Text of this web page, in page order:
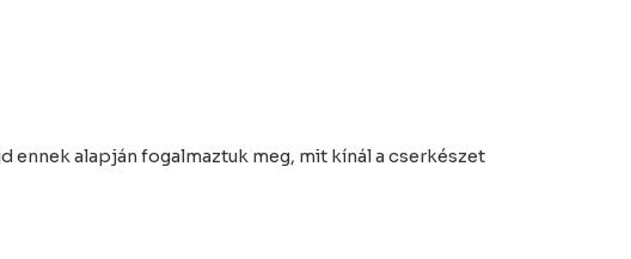
ennek alapján fogalmaztuk meg, mit kínál a cserkészet